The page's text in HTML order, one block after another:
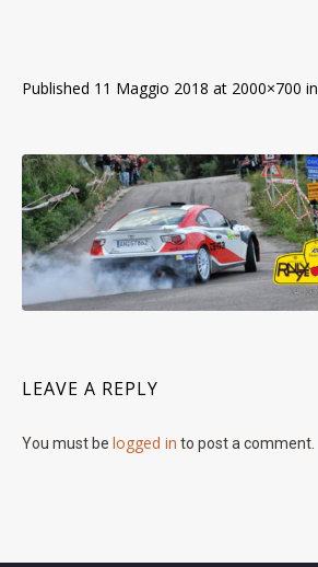
Published 11 Maggio 2018 at 2000×700 in
LEAVE A REPLY
You must be logged in to post a comment.